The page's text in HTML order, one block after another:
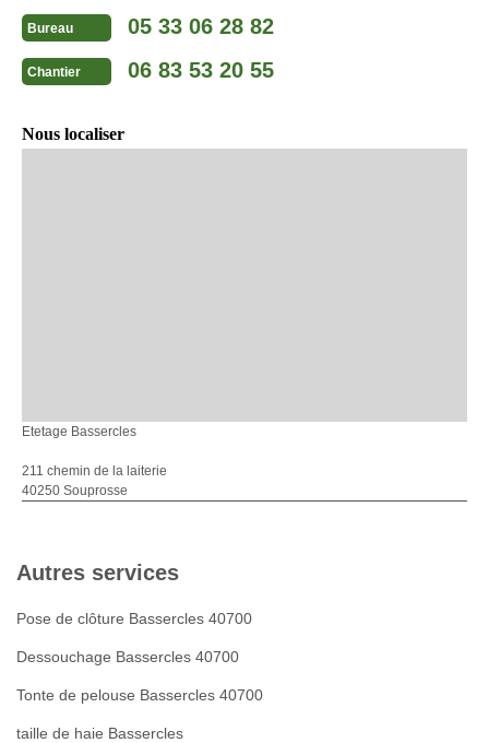
Bureau 05 33 06 28 82
Chantier 06 83 53 20 55
Nous localiser
Etetage Bassercles
211 chemin de la laiterie
40250 Souprosse
Autres services
Pose de clôture Bassercles 40700
Dessouchage Bassercles 40700
Tonte de pelouse Bassercles 40700
taille de haie Bassercles